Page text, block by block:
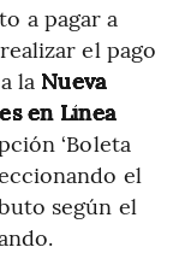
a pagar a
el pago
la Nueva
en Línea
‘Boleta
el
según el